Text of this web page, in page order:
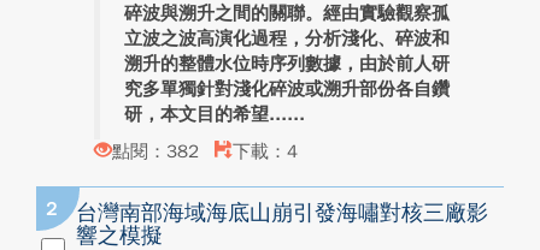
碎波與溯升之間的關聯。經由實驗觀察孤
立波之波高演化過程，分析淺化、碎波和
溯升的整體水位時序列數據，由於前人研
究多單獨針對淺化碎波或溯升部份各自鑽
研，本文目的希望...
點閱：382
下載：4
2
台灣南部海域海底山崩引發海嘯對核三廠影
響之模擬